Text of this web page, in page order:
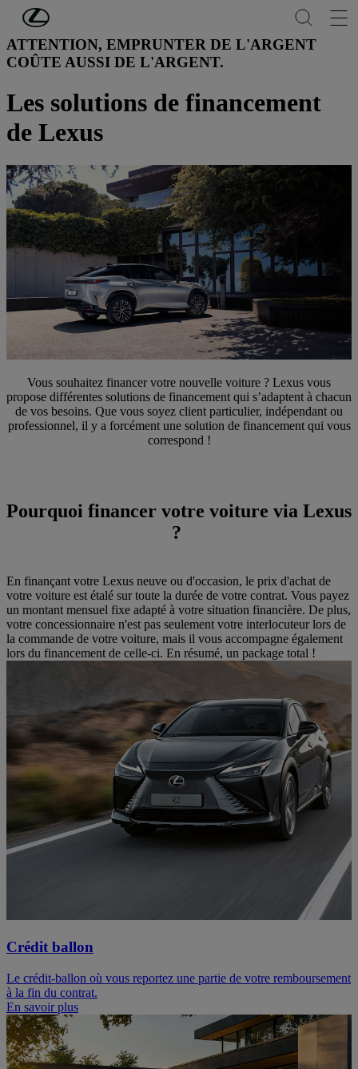
Passer au contenu principal
ATTENTION, EMPRUNTER DE L'ARGENT
COÛTE AUSSI DE L'ARGENT.
Les solutions de financement
de Lexus
Vous souhaitez financer votre nouvelle voiture ? Lexus vous
propose différentes solutions de financement qui s’adaptent à chacun
de vos besoins. Que vous soyez client particulier, indépendant ou
professionnel, il y a forcément une solution de financement qui vous
correspond !
Pourquoi financer votre voiture via Lexus
?
En finançant votre Lexus neuve ou d'occasion, le prix d'achat de
votre voiture est étalé sur toute la durée de votre contrat. Vous payez
un montant mensuel fixe adapté à votre situation financière. De plus,
votre concessionnaire n'est pas seulement votre interlocuteur lors de
la commande de votre voiture, mais il vous accompagne également
lors du financement de celle-ci. En résumé, un package total !
Crédit ballon
Le crédit-ballon où vous reportez une partie de votre remboursement
à la fin du contrat.
En savoir plus